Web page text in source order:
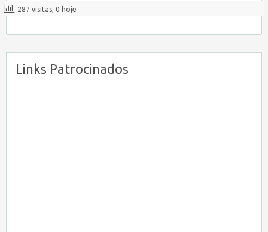
287 visitas, 0 hoje
Links Patrocinados